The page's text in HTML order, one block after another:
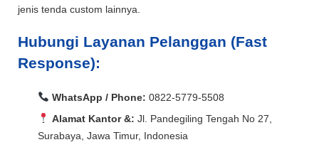
jenis tenda custom lainnya.
Hubungi Layanan Pelanggan (Fast
Response):
WhatsApp / Phone: 0822-5779-5508
Alamat Kantor &: Jl. Pandegiling Tengah No 27,
Surabaya, Jawa Timur, Indonesia